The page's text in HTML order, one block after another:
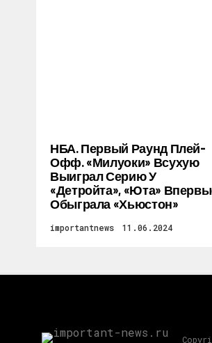
НБА. Первый Раунд Плей-
Офф. «Милуоки» Всухую
Выиграл Серию У
«Детройта», «Юта»
Обыграла «Хьюстон»
importantnews 11.06.2024